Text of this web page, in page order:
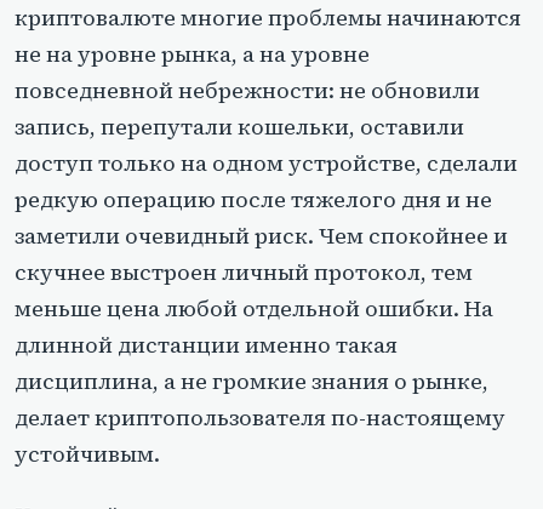
криптовалюте многие проблемы начинаются
не на уровне рынка, а на уровне
повседневной небрежности: не обновили
запись, перепутали кошельки, оставили
доступ только на одном устройстве, сделали
редкую операцию после тяжелого дня и не
заметили очевидный риск. Чем спокойнее и
скучнее выстроен личный протокол, тем
меньше цена любой отдельной ошибки. На
длинной дистанции именно такая
дисциплина, а не громкие знания о рынке,
делает криптопользователя по-настоящему
устойчивым.